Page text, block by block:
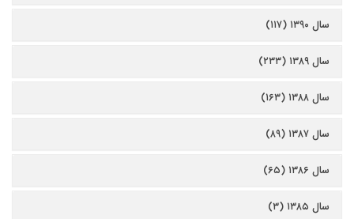
سال ۱۳۹۰ (۱۱۷)
سال ۱۳۸۹ (۲۳۳)
سال ۱۳۸۸ (۱۶۳)
سال ۱۳۸۷ (۸۹)
سال ۱۳۸۶ (۶۵)
سال ۱۳۸۵ (۳)